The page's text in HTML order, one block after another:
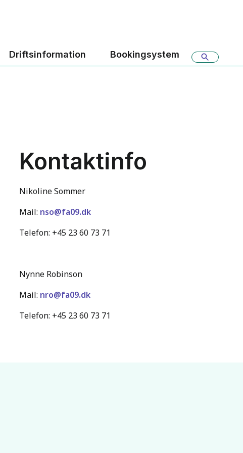
Driftsinformation Bookingsystem
Kontaktinfo
Nikoline Sommer
Mail: nso@fa09.dk
Telefon: +45 23 60 73 71
Nynne Robinson
Mail: nro@fa09.dk
Telefon: +45 23 60 73 71